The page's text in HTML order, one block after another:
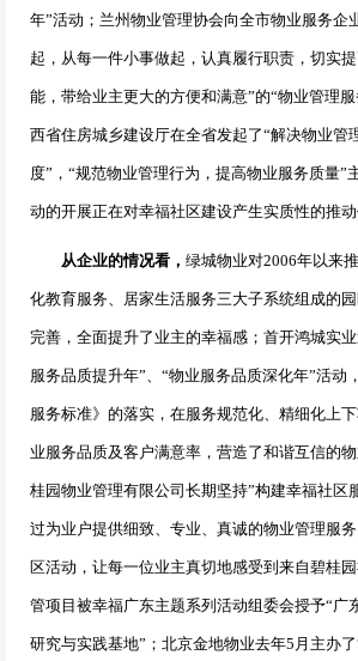
年”活动；兰州物业管理协会向全市物业服务企
起，从每一件小事做起，认真履行职责，切实
能，带给业主更大的方便和满意”的“物业管理
西省住房城乡建设厅在全省发起了“解决物业管
度” ， “规范物业管理行为，提高物业服务质量”
动的开展正在对幸福社区建设产生实质性的推动
从企业的情况看，绿城物业对2006年以来
化教育服务、居家生活服务三大子系统组成的
完善，全面提升了业主的幸福感；首开鸿城实
服务品质提升年”、 “物业服务品质深化年”活动
服务标准》的落实，在服务规范化、精细化上
业服务品质及客户满意率，营造了和谐互信的
桂园物业管理有限公司长期坚持”构建幸福社区
过为业户提供细致、专业、真诚的物业管理服
区活动，让每一位业主真切地感受到来自碧桂
管项目被幸福广东主题系列活动组委会授予“广
研究与实践基地”；北京金地物业去年5 月主办了